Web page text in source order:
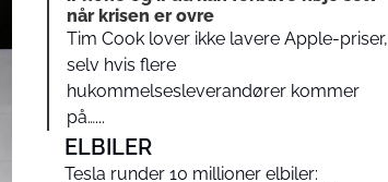
når krisen er ovre
Tim Cook lover ikke lavere Apple-priser,
selv hvis flere
hukommelsesleverandører kommer
på…...
ELBILER
Tesla runder 10 millioner elbiler: